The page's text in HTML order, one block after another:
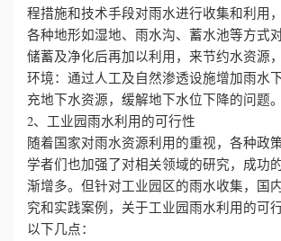
程措施和技术手段对雨水进行收集和利用
各种地形如湿地、雨水沟、蓄水池等方式
储蓄及净化后再加以利用，来节约水资源
环境：通过人工及自然渗透设施增加雨水
充地下水资源，缓解地下水位下降的问题。
2、工业园雨水利用的可行性
随着国家对雨水资源利用的重视，各种政
学者们也加强了对相关领域的研究，成功
渐增多。但针对工业园区的雨水收集，国
究和实践案例，关于工业园雨水利用的可
以下几点：